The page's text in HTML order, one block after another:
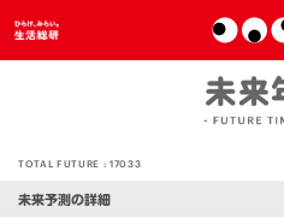
TOTAL FUTURE :17033
未来予測の詳細